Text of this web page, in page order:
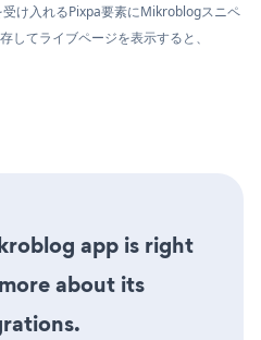
け入れるPixpa要素にMikroblogスニペ
してライブページを表示すると、
app is right
about its